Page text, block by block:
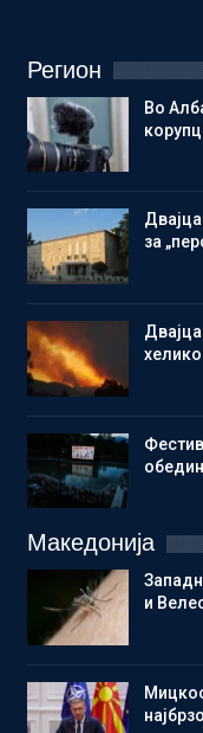
Регион
Во
за
Македонија
и